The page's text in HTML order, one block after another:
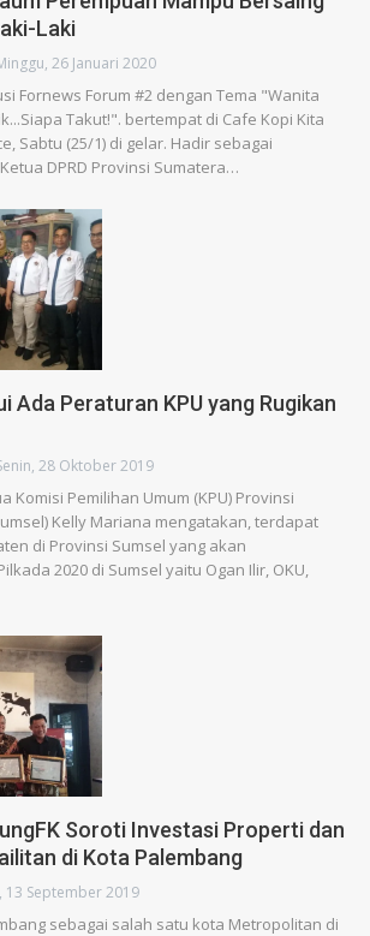
Laki
26 Januari 2020
Fornews Forum #2 dengan Tema "Wanita
Takut!". bertempat di Cafe Kopi Kita
Sabtu (25/1) di gelar. Hadir sebagai
DPRD Provinsi Sumatera…
Ada Peraturan KPU yang Rugikan
28 Oktober 2019
Komisi Pemilihan Umum (KPU) Provinsi
Kelly Mariana mengatakan, terdapat
di Provinsi Sumsel yang akan
2020 di Sumsel yaitu Ogan Ilir, OKU,
Soroti Investasi Properti dan
di Kota Palembang
13 September 2019
sebagai salah satu kota Metropolitan di